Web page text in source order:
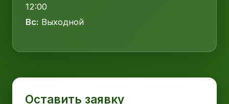
12:00
Вс: Выходной
Оставить заявку